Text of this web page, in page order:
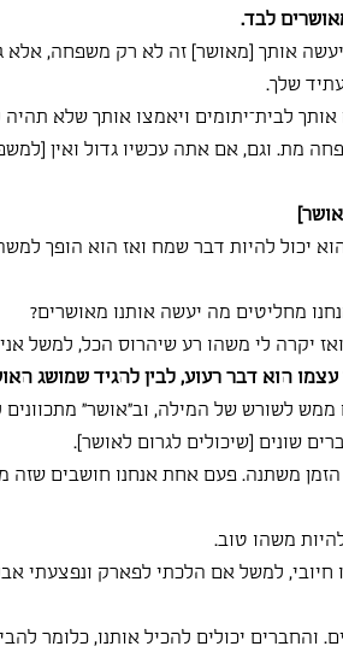
לבד.
אותך [מאושר] זה לא רק משפחה, אלא
שלך.
לבית־יתומים ויאמצו אותך שלא תהיה
מת. וגם, אם אתה עכשיו גדול ואין
יכול להיות דבר שמח ואז הוא הופך
מחליטים מה יעשה אותנו מאושרים?
יקרה לי משהו רע שיהרוס הכל, למשל אני
הוא דבר רעוע, לבין להגיד שמושג
ממש לשורש של המילה, וב״אושר״
שונים [שיכולים לגרום לאושר].
משתנה. פעם אחת אנחנו חושבים שזה
משהו טוב.
חיובי, למשל אם הלכתי לפארק ונפצעתי
יכולים להכיל אותנו, כלומר להבין